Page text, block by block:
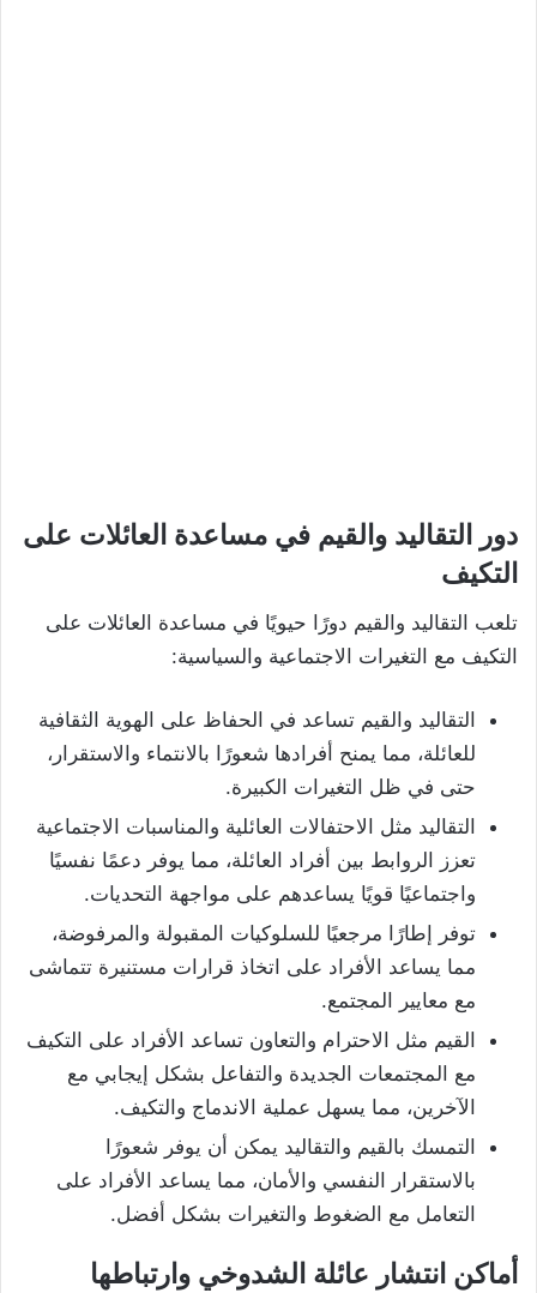
دور التقاليد والقيم في مساعدة العائلات على
التكيف
تلعب التقاليد والقيم دورًا حيويًا في مساعدة العائلات على
التكيف مع التغيرات الاجتماعية والسياسية:
التقاليد والقيم تساعد في الحفاظ على الهوية الثقافية
للعائلة، مما يمنح أفرادها شعورًا بالانتماء والاستقرار،
حتى في ظل التغيرات الكبيرة.
التقاليد مثل الاحتفالات العائلية والمناسبات الاجتماعية
تعزز الروابط بين أفراد العائلة، مما يوفر دعمًا نفسيًا
واجتماعيًا قويًا يساعدهم على مواجهة التحديات.
توفر إطارًا مرجعيًا للسلوكيات المقبولة والمرفوضة،
مما يساعد الأفراد على اتخاذ قرارات مستنيرة تتماشى
مع معايير المجتمع.
القيم مثل الاحترام والتعاون تساعد الأفراد على التكيف
مع المجتمعات الجديدة والتفاعل بشكل إيجابي مع
الآخرين، مما يسهل عملية الاندماج والتكيف.
التمسك بالقيم والتقاليد يمكن أن يوفر شعورًا
بالاستقرار النفسي والأمان، مما يساعد الأفراد على
التعامل مع الضغوط والتغيرات بشكل أفضل.
أماكن انتشار عائلة الشدوخي وارتباطها